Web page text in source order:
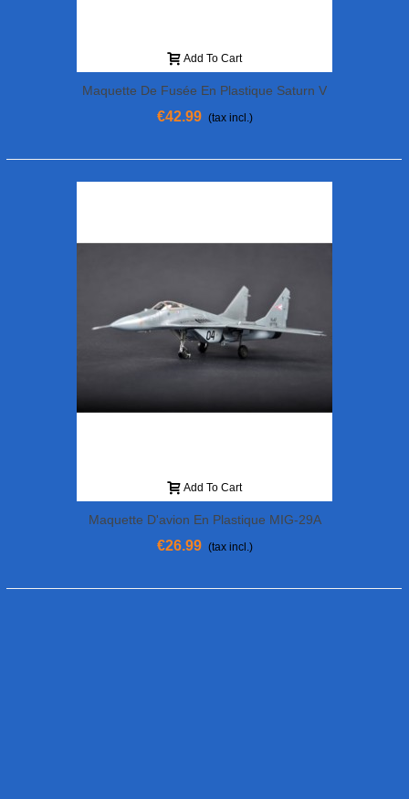
Add To Cart
Maquette De Fusée En Plastique Saturn V
1/200
€42.99 (tax incl.)
Add To Cart
Maquette D'avion En Plastique MIG-29A
FULCRUM 1/72
€26.99 (tax incl.)